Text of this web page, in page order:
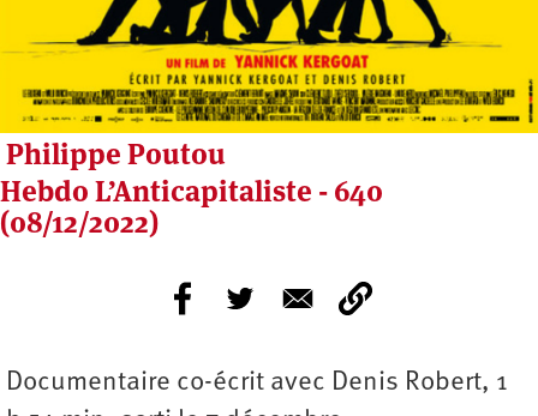
Philippe Poutou
Hebdo L’Anticapitaliste - 640
(08/12/2022)
Documentaire co-écrit avec Denis Robert, 1